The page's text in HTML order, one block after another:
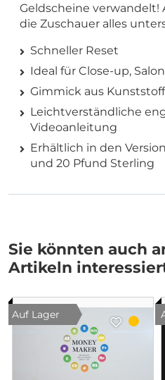
Geldscheine
die Zuschauer alles
Schneller Reset
Ideal für Close-up,
Gimmick aus
Leichtverständliche
Videoanleitung
Erhältlich in den
und 20 Pfund Sterling
Sie könnten auch
Artikeln
Auf Lager